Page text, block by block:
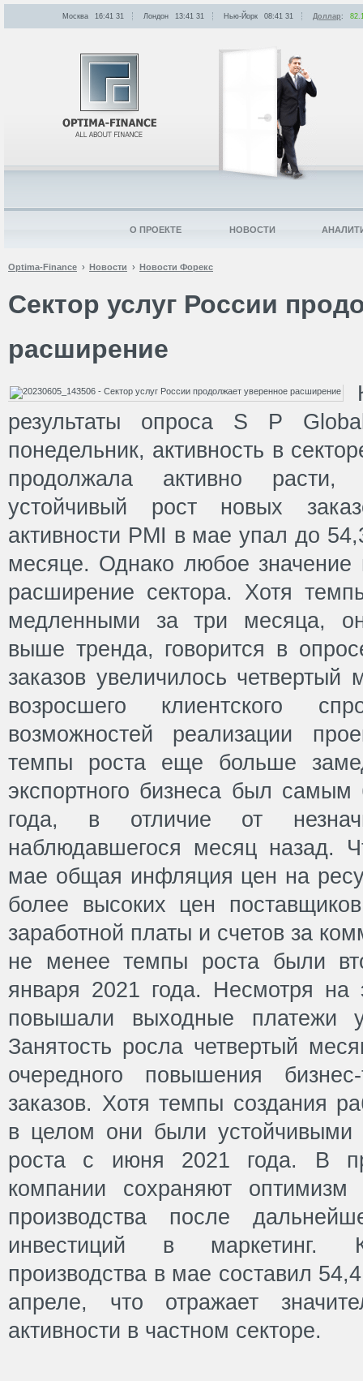
Optima-Finance Новости Новости Форекс
Сектор услуг России
расширение
результаты опроса S P
понедельник, активность в
продолжала активно расти,
устойчивый рост новых
активности PMI в мае упал до
месяце. Однако любое
расширение сектора. Хотя
медленными за три месяца,
выше тренда, говорится в
заказов увеличилось
возросшего клиентского
возможностей реализации
темпы роста еще больше
экспортного бизнеса был
года, в отличие от
наблюдавшегося месяц назад.
мае общая инфляция цен на
более высоких цен
заработной платы и счетов за
не менее темпы роста были
января 2021 года. Несмотря на
повышали выходные платежи
Занятость росла четвертый
очередного повышения
заказов. Хотя темпы создания
в целом они были
роста с июня 2021 года. В
компании сохраняют
производства после
инвестиций в маркетинг.
производства в мае составил
апреле, что отражает
активности в частном секторе.
Москва 16:41 31 Лондон 13:41 31 Нью-Йорк 08:41 31 Доллар:
О ПРОЕКТЕ НОВОСТИ